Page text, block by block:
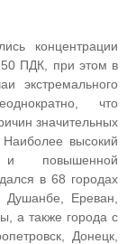
концентрации
ПДК, при этом в
экстремального
что
значительных
высокий
и повышенной
в 68 городах
Душанбе, Ереван,
а также города с
Донецк,